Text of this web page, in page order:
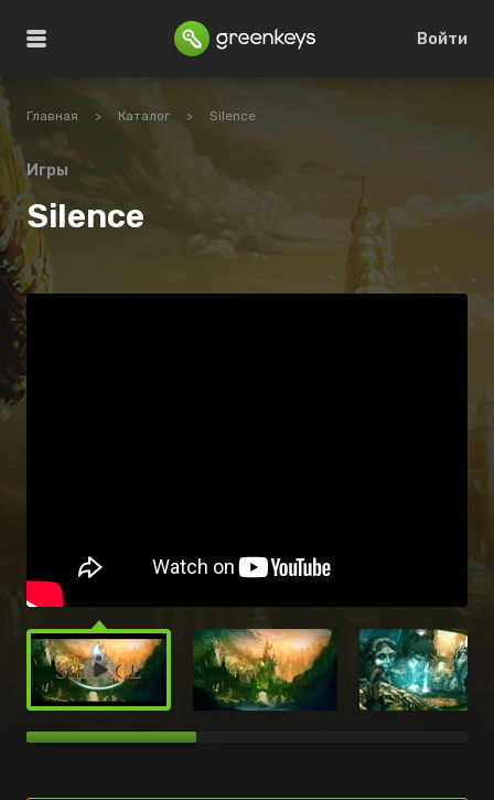
Войти
Главная > Каталог > Silence
Игры
Silence